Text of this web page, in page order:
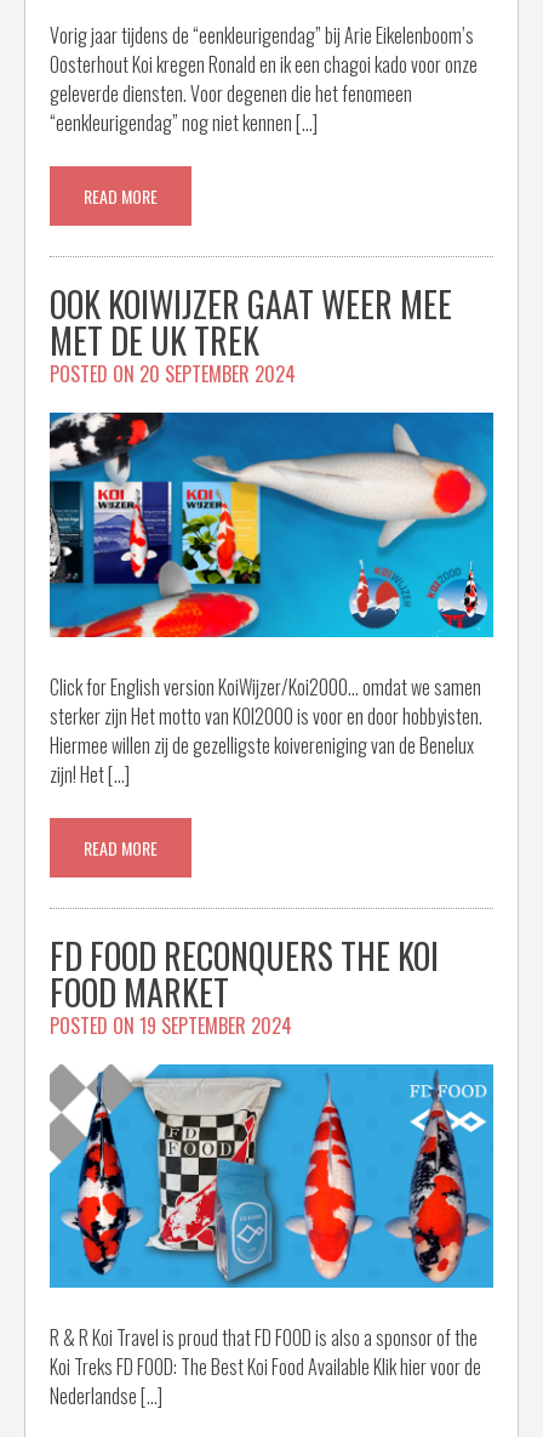
Vorig jaar tijdens de “eenkleurigendag” bij Arie Eikelenboom’s
Oosterhout Koi kregen Ronald en ik een chagoi kado voor onze
geleverde diensten. Voor degenen die het fenomeen
“eenkleurigendag” nog niet kennen […]
READ MORE
OOK KOIWIJZER GAAT WEER MEE
MET DE UK TREK
POSTED ON 20 SEPTEMBER 2024
Click for English version KoiWijzer/Koi2000… omdat we samen
sterker zijn Het motto van KOI2000 is voor en door hobbyisten.
Hiermee willen zij de gezelligste koivereniging van de Benelux
zijn! Het […]
READ MORE
FD FOOD RECONQUERS THE KOI
FOOD MARKET
POSTED ON 19 SEPTEMBER 2024
R & R Koi Travel is proud that FD FOOD is also a sponsor of the
Koi Treks FD FOOD: The Best Koi Food Available Klik hier voor de
Nederlandse […]